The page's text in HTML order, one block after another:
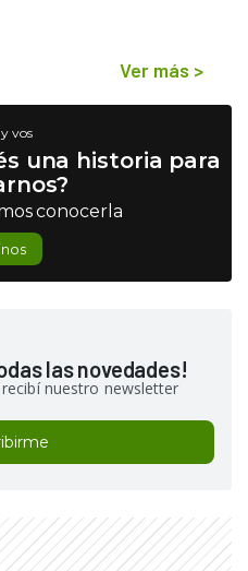
Ver más >
vos
una historia para
conocerla
las novedades!
nuestro newsletter